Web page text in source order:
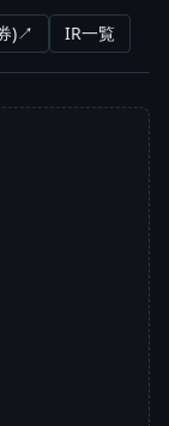
)↗ IR一覧